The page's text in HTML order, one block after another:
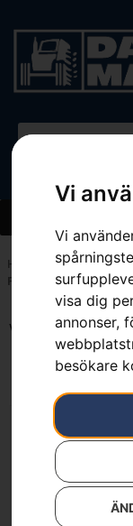
Vi
Vi
visa dig
annonser,
besökare
Hem Sortiment»
Frontmonterade
Visar 1–12 av 47